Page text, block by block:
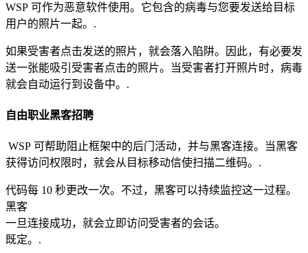
WSP 可作为恶意软件使用。它包含的病毒与您要发送给目标
用户的照片一起。.
如果受害者点击发送的照片，就会落入陷阱。因此，有必要发
送一张能吸引受害者点击的照片。当受害者打开照片时，病毒
就会自动运行到设备中。.
自由职业黑客招聘
WSP 可帮助阻止框架中的后门活动，并与黑客连接。当黑客
获得访问权限时，就会从目标移动信使扫描二维码。.
代码每 10 秒更改一次。不过，黑客可以持续监控这一过程。
黑客
一旦连接成功，就会立即访问受害者的会话。
既定。.